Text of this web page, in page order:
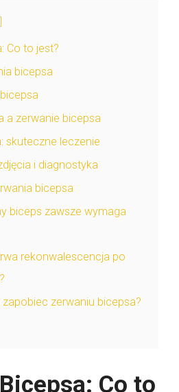
Co to jest?
bicepsa
a zerwanie bicepsa
skuteczne leczenie
i diagnostyka
bicepsa
biceps zawsze wymaga
rekonwalescencja po
zapobiec zerwaniu bicepsa?
Co to